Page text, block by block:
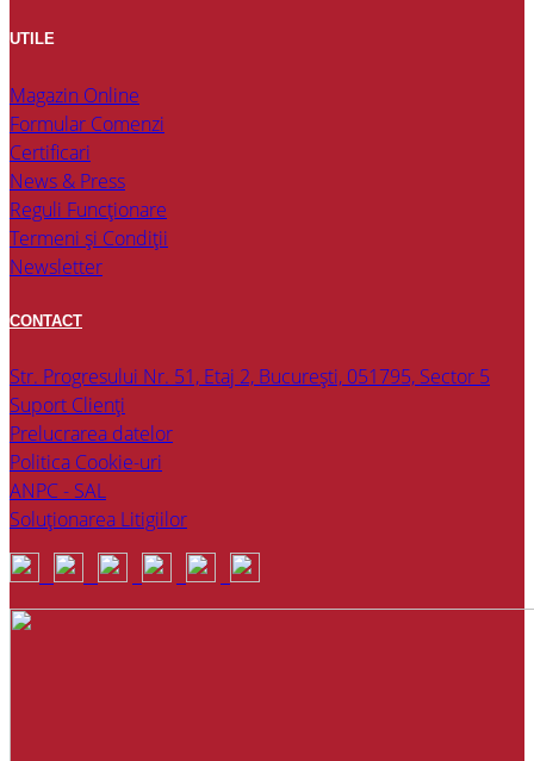
UTILE
Magazin Online
Formular Comenzi
Certificari
News & Press
Reguli Funcționare
Termeni și Condiții
Newsletter
CONTACT
Str. Progresului Nr. 51, Etaj 2, București, 051795, Sector 5
Suport Clienți
Prelucrarea datelor
Politica Cookie-uri
ANPC - SAL
Soluționarea Litigiilor